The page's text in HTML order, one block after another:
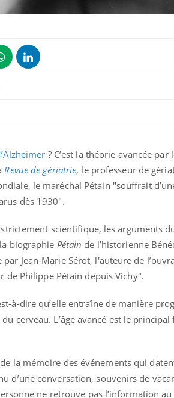
? C’est la théorie avancée par
Revue de gériatrie, le professeur de
le maréchal Pétain "souffrait
dès 1930".
scientifique, les arguments
biographie Pétain de l’historienne
Jean-Marie Sérot, l'auteure de
de Philippe Pétain depuis Vichy".
à-dire qu’elle entraîne de manière
cerveau. L’âge avancé est le principal
la mémoire des événements qui
d’une conversation, souvenirs de
ne retrouve pas l’information
dengue,
se passe-
de la
GLP-1
: ce qui
prise en
La sieste
de dormir
elle enfin ?
Pourquoi
gâche-t-il
jours de vos